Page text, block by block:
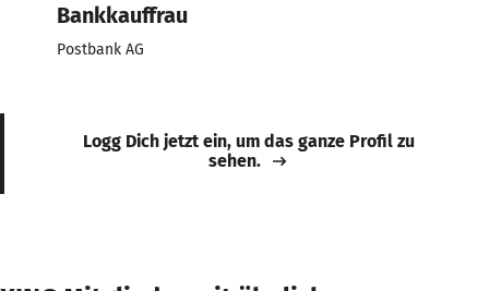
Bankkauffrau
Postbank AG
Logg Dich jetzt ein, um das ganze Profil zu
sehen.